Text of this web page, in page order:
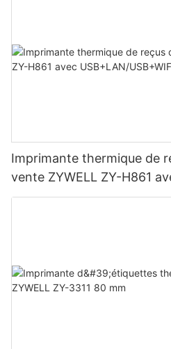
Imprimante thermique de
vente ZYWELL ZY-H861
USB+LAN/USB+WIFI/BT